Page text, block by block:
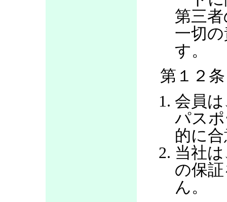
第三
一切
す。
第１２
会員
パス
的に
当社
の保
ん。